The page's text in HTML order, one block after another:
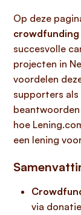
Op deze
crowdfunding
succesvolle
projecten in
voordelen
supporters
hoe
een lening
via